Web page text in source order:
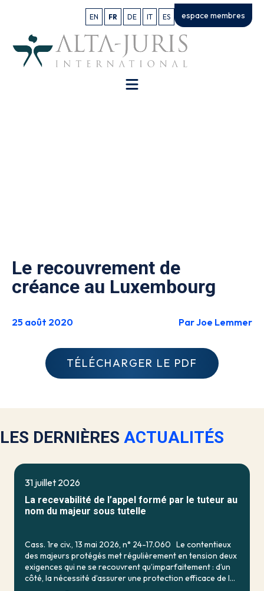
EN FR DE IT ES espace membres
Le recouvrement de
créance au Luxembourg
25 août 2020 Par Joe Lemmer
TÉLÉCHARGER LE PDF
LES DERNIÈRES ACTUALITÉS
31 juillet 2026
La recevabilité de l’appel formé par le tuteur au
nom du majeur sous tutelle
Cass. 1re civ., 13 mai 2026, n° 24-17.060 Le contentieux
des majeurs protégés met régulièrement en tension deux
exigences qui ne se recouvrent qu’imparfaitement : d’un
côté, la nécessité d’assurer une protection efficace de la